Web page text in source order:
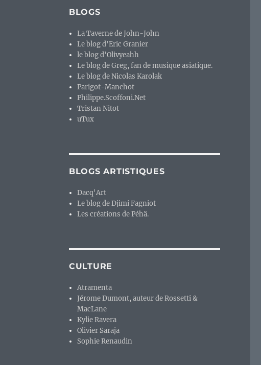
BLOGS
La Taverne de John-John
Le blog d'Eric Granier
le blog d'Olivyeahh
Le blog de Greg, fan de musique asiatique.
Le blog de Nicolas Karolak
Parigot-Manchot
Philippe.Scoffoni.Net
Tristan Nitot
uTux
BLOGS ARTISTIQUES
Dacq'Art
Le blog de Djimi Fagniot
Les créations de Péhä.
CULTURE
Atramenta
Jérome Dumont, auteur de Rossetti &
MacLane
Kylie Ravera
Olivier Saraja
Sophie Renaudin